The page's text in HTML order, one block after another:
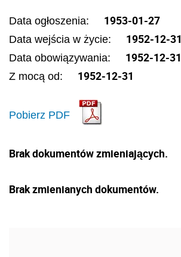
Data ogłoszenia: 1953-01-27
Data wejścia w życie: 1952-12-31
Data obowiązywania: 1952-12-31
Z mocą od: 1952-12-31
Pobierz PDF
Brak dokumentów zmieniających.
Brak zmienianych dokumentów.